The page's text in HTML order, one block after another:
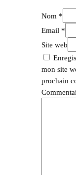
Nom *
Email *
Site web
mon site
prochain